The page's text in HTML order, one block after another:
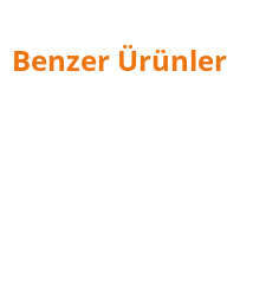
Benzer Ürünler